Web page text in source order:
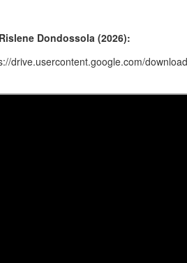
Dondossola (2026):
drive.usercontent.google.com/